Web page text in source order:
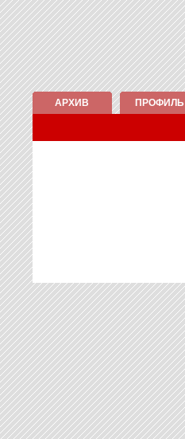
АРХИВ ПРОФИЛЬ